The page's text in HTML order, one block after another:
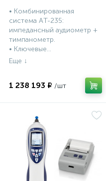
• Комбинированная
система АT-235:
импедансный аудиометр +
тимпанометр.
• Ключевые...
1 238 193 ₽